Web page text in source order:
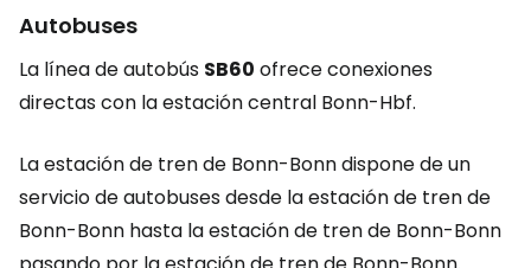
Autobuses
La línea de autobús SB60 ofrece conexiones
directas con la estación central Bonn-Hbf.
La estación de tren de Bonn-Bonn dispone de un
servicio de autobuses desde la estación de tren de
Bonn-Bonn hasta la estación de tren de Bonn-Bonn